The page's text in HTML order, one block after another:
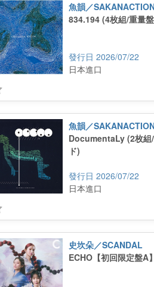
魚韻／
834.194 (4枚組/重量
2026/07/22
日本進口
魚韻／
DocumentaLy (2枚組
ド)
2026/07/22
日本進口
史坎朵／SCANDAL
ECHO【初回限定盤A